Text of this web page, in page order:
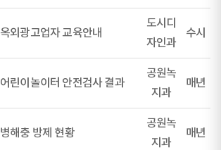
옥외광고업자 교육안내
도시디
자인과
수시
어린이놀이터 안전검사 결과
공원녹
지과
매년
병해충 방제 현황
공원녹
지과
매년